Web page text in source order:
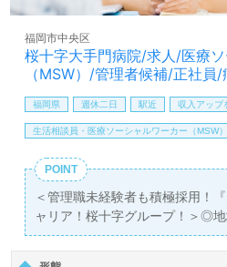
エントリー時にご希望の勤務地
全国の求人ご紹介！医療/福祉業
しは【ウィルオブ介護】＊求人
方も遠慮なく＊
LINE、メール、お電話などご希
相談可能です。転職相談、求人
料サービスをご利用いただけま
あり！＞"転職支援"のプロと一緒
せお待ちしております。
桜十字大手門病院/求人/医療
（MSW）/管理者候補/正社員
福岡市中央区
福岡県 週休二日 駅近 収入アップ
生活相談員・医療ソーシャルワーカー（MSW）
POINT
＜管理職未経験者も積極採用！
ャリア！桜十字グループ！＞◎地
任）候補/医療ソーシャルワーカ
◎【月給262,000円以上/賞与4.5